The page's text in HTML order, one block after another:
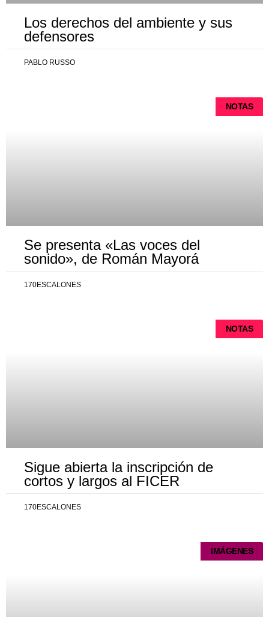
Los derechos del ambiente y sus
defensores
PABLO RUSSO
NOTAS
Se presenta «Las voces del
sonido», de Román Mayorá
170ESCALONES
NOTAS
Sigue abierta la inscripción de
cortos y largos al FICER
170ESCALONES
IMÁGENES